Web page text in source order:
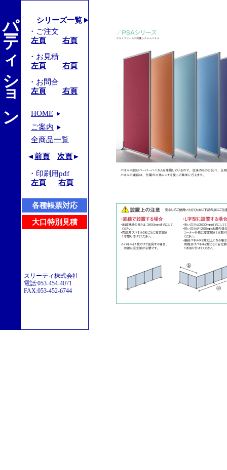
パーティション
シリーズ一覧
・ご注文
左頁
右頁
・お見積
左頁
右頁
・お問合
左頁
右頁
HOME
ご案内
全商品一覧
前頁 次頁
・印刷用pdf
左頁
右頁
各種帳票対応
大口特別見積
スリーティ株式会社
電話:053-454-4071
FAX:053-452-6744